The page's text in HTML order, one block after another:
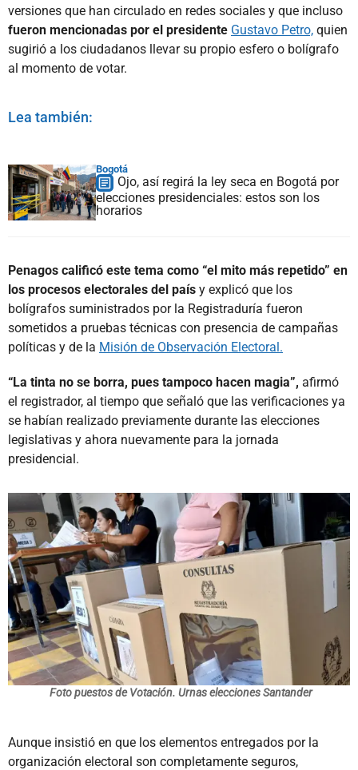
versiones que han circulado en redes sociales y que incluso
fueron mencionadas por el presidente Gustavo Petro, quien
sugirió a los ciudadanos llevar su propio esfero o bolígrafo
al momento de votar.
Lea también:
Bogotá
Ojo, así regirá la ley seca en Bogotá por
elecciones presidenciales: estos son los
horarios
Penagos calificó este tema como “el mito más repetido” en
los procesos electorales del país y explicó que los
bolígrafos suministrados por la Registraduría fueron
sometidos a pruebas técnicas con presencia de campañas
políticas y de la Misión de Observación Electoral.
“La tinta no se borra, pues tampoco hacen magia”, afirmó
el registrador, al tiempo que señaló que las verificaciones ya
se habían realizado previamente durante las elecciones
legislativas y ahora nuevamente para la jornada
presidencial.
Foto puestos de Votación. Urnas elecciones Santander
Aunque insistió en que los elementos entregados por la
organización electoral son completamente seguros,